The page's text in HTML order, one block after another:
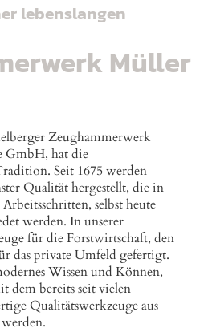
lebenslangen
Müller
Zeughammerwerk
GmbH, hat die
Seit 1675 werden
Qualität hergestellt, die in
selbst heute
werden. In unserer
für die Forstwirtschaft, den
das private Umfeld gefertigt.
Wissen und Können,
dem bereits seit vielen
Qualitätswerkzeuge aus